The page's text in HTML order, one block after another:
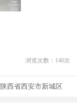
浏览次数： 140次
陕西省西安市新城区